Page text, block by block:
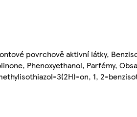
povrchově aktivní látky,
Phenoxyethanol, Parfémy,
3(2H)-on, 1, 2-